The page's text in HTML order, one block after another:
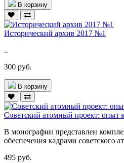
В корзину
Исторический архив 2017 №1
..
300 руб.
В корзину
Советский атомный проект: опыт
В монографии представлен
обеспечения кадрами советского
495 руб.